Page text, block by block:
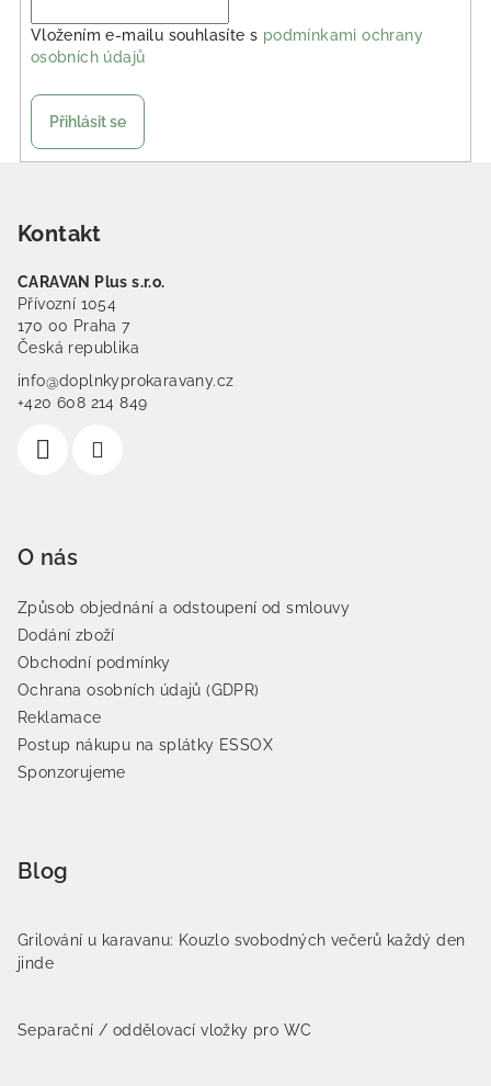
Vložením e-mailu souhlasíte s podmínkami ochrany
osobních údajů
Přihlásit se
Kontakt
CARAVAN Plus s.r.o.
Přívozní 1054
170 00 Praha 7
Česká republika
info@doplnkyprokaravany.cz
+420 608 214 849
O nás
Způsob objednání a odstoupení od smlouvy
Dodání zboží
Obchodní podmínky
Ochrana osobních údajů (GDPR)
Reklamace
Postup nákupu na splátky ESSOX
Sponzorujeme
Blog
Grilování u karavanu: Kouzlo svobodných večerů každý den
jinde
Separační / oddělovací vložky pro WC